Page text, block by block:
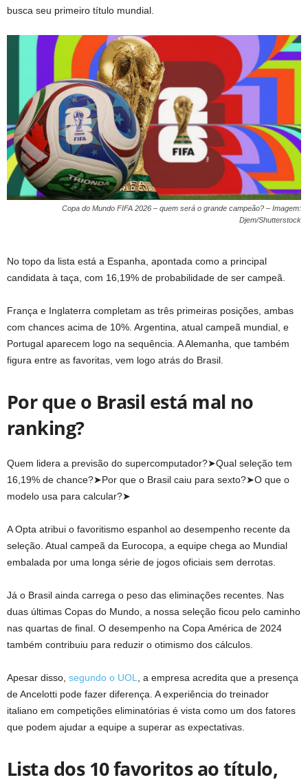
busca seu primeiro título mundial.
Copa do Mundo FIFA 2026 – quem será o grande campeão? – Imagem:
Djem/Shutterstock
No topo da lista está a Espanha, apontada como a principal
candidata à taça, com 16,19% de probabilidade de ser campeã.
França e Inglaterra completam as três primeiras posições, ambas
com chances acima de 10%. Argentina, atual campeã mundial, e
Portugal aparecem logo na sequência. A Alemanha, que também
figura entre as favoritas, vem logo atrás do Brasil.
Por que o Brasil está mal no
ranking?
Quem lidera a previsão do supercomputador?➤Qual seleção tem
16,19% de chance?➤Por que o Brasil caiu para sexto?➤O que o
modelo usa para calcular?➤
A Opta atribui o favoritismo espanhol ao desempenho recente da
seleção. Atual campeã da Eurocopa, a equipe chega ao Mundial
embalada por uma longa série de jogos oficiais sem derrotas.
Já o Brasil ainda carrega o peso das eliminações recentes. Nas
duas últimas Copas do Mundo, a nossa seleção ficou pelo caminho
nas quartas de final. O desempenho na Copa América de 2024
também contribuiu para reduzir o otimismo dos cálculos.
Apesar disso, segundo o UOL, a empresa acredita que a presença
de Ancelotti pode fazer diferença. A experiência do treinador
italiano em competições eliminatórias é vista como um dos fatores
que podem ajudar a equipe a superar as expectativas.
Lista dos 10 favoritos ao título,